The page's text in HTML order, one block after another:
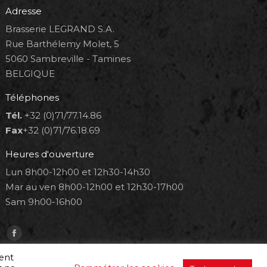
Adresse
Brasserie LEGRAND S.A.
Rue Barthélemy Molet, 5
5060 Sambreville - Tamines
BELGIQUE
Téléphones
Tél. +32 (0)71/77.14.86
Fax+32 (0)71/76.18.69
Heures d'ouverture
Lun 8h00-12h00 et 12h30-14h30
Mar au ven 8h00-12h00 et 12h30-17h00
Sam 9h00-16h00
Trouvez nous sur :
Facebook
page